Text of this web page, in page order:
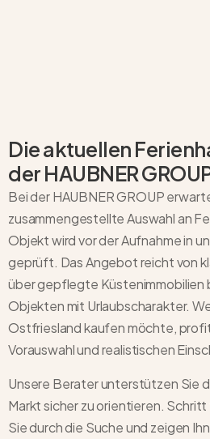
Die aktuellen
der HAUBNER
Bei der HAUBNER GROUP
zusammengestellte Auswahl an
Objekt wird vor der Aufnahme in
geprüft. Das Angebot reicht von
über gepflegte Küstenimmobilien
Objekten mit Urlaubscharakter.
Ostfriesland kaufenmöchte,
Vorauswahl und realistischen
Unsere Berater unterstützen Sie
Markt sicher zu orientieren.
Sie durch die Suche und zeigen